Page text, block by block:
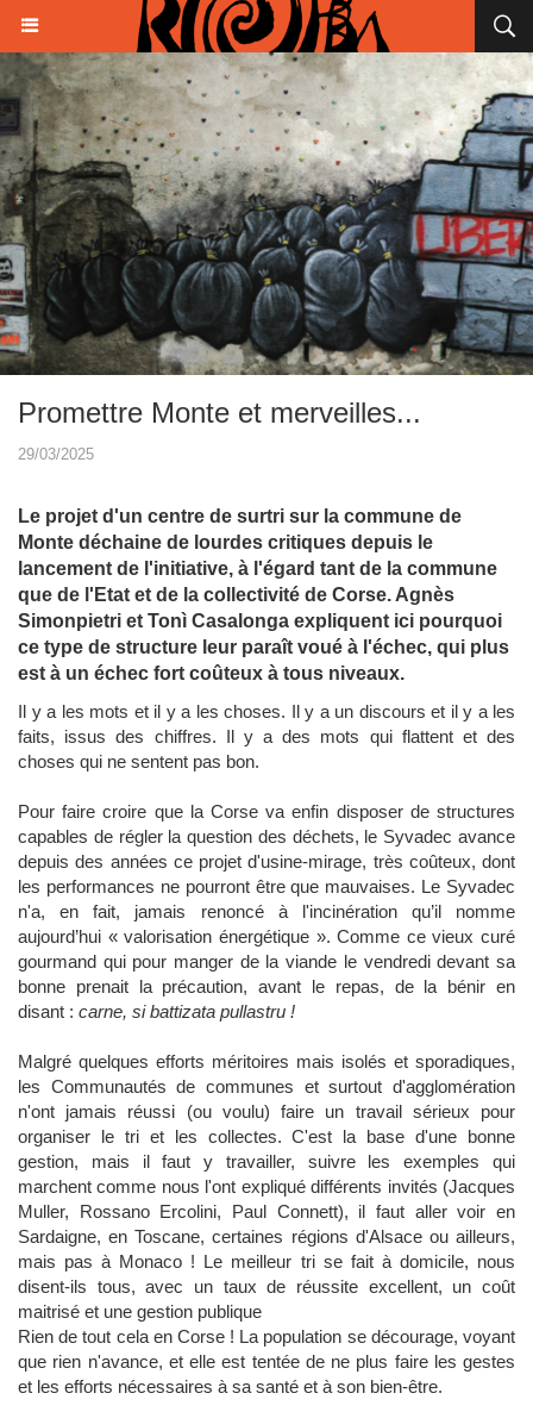
Promettre Monte et merveilles...
29/03/2025
Le projet d'un centre de surtri sur la commune de
Monte déchaine de lourdes critiques depuis le
lancement de l'initiative, à l'égard tant de la commune
que de l'Etat et de la collectivité de Corse. Agnès
Simonpietri et Tonì Casalonga expliquent ici pourquoi
ce type de structure leur paraît voué à l'échec, qui plus
est à un échec fort coûteux à tous niveaux.
Il y a les mots et il y a les choses. Il y a un discours et il y a les
faits, issus des chiffres. Il y a des mots qui flattent et des
choses qui ne sentent pas bon.
Pour faire croire que la Corse va enfin disposer de structures
capables de régler la question des déchets, le Syvadec avance
depuis des années ce projet d'usine-mirage, très coûteux, dont
les performances ne pourront être que mauvaises. Le Syvadec
n'a, en fait, jamais renoncé à l'incinération qu’il nomme
aujourd’hui « valorisation énergétique ». Comme ce vieux curé
gourmand qui pour manger de la viande le vendredi devant sa
bonne prenait la précaution, avant le repas, de la bénir en
disant : carne, si battizata pullastru !
Malgré quelques efforts méritoires mais isolés et sporadiques,
les Communautés de communes et surtout d'agglomération
n'ont jamais réussi (ou voulu) faire un travail sérieux pour
organiser le tri et les collectes. C'est la base d'une bonne
gestion, mais il faut y travailler, suivre les exemples qui
marchent comme nous l'ont expliqué différents invités (Jacques
Muller, Rossano Ercolini, Paul Connett), il faut aller voir en
Sardaigne, en Toscane, certaines régions d'Alsace ou ailleurs,
mais pas à Monaco ! Le meilleur tri se fait à domicile, nous
disent-ils tous, avec un taux de réussite excellent, un coût
maitrisé et une gestion publique
Rien de tout cela en Corse ! La population se décourage, voyant
que rien n'avance, et elle est tentée de ne plus faire les gestes
et les efforts nécessaires à sa santé et à son bien-être.